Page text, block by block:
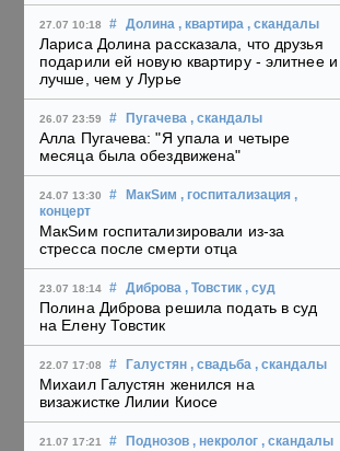
27.07 10:18 # Долина , квартира , скандалы
Лариса Долина рассказала, что друзья
подарили ей новую квартиру - элитнее и
лучше, чем у Лурье
26.07 23:59 # Пугачева , скандалы
Алла Пугачева: "Я упала и четыре
месяца была обездвижена"
24.07 13:30 # МакSим , госпитализация ,
концерт
МакSим госпитализировали из-за
стресса после смерти отца
23.07 18:14 # Диброва , Товстик , суд
Полина Диброва решила подать в суд
на Елену Товстик
22.07 17:08 # Галустян , свадьба , скандалы
Михаил Галустян женился на
визажистке Лилии Киосе
21.07 17:21 # Поднозов , некролог , скандалы